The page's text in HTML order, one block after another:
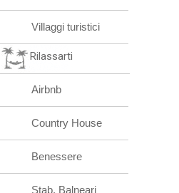
Villaggi turistici
Rilassarti
Airbnb
Country House
Benessere
Stab. Balneari